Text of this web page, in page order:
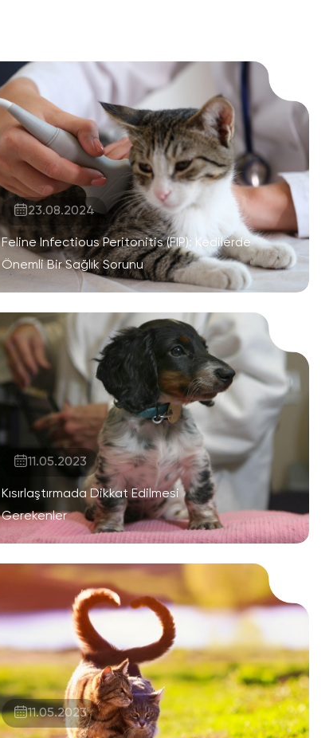
23.08.2024
Feline Infectious Peritonitis (FIP): Kedilerde
Önemli Bir Sağlık Sorunu
11.05.2023
Kısırlaştırmada Dikkat Edilmesi
Gerekenler
11.05.2023